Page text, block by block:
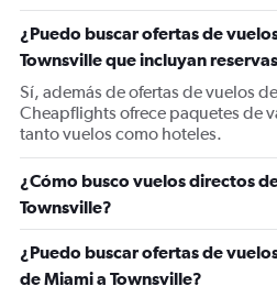
¿Puedo buscar ofertas de
Townsville que incluyan
Sí, además de ofertas de vuelos
Cheapflights ofrece paquetes de
tanto vuelos como hoteles.
¿Cómo busco vuelos directos
Townsville?
¿Puedo buscar ofertas de
de Miami a Townsville?